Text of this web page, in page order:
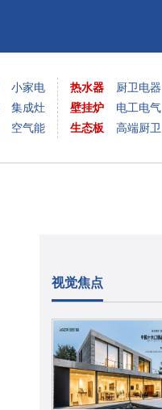
小家电
集成灶
空气能
热水器
壁挂炉
生态板
厨卫电器
电工电气
高端厨卫
视觉焦点